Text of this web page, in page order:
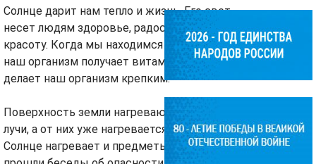
Солнце дарит нам тепло и жизнь. Его свет
несет людям здоровье, радость и
красоту. Когда мы находимся на солнце,
наш организм получает витамины и
делает наш организм крепким.
Поверхность земли нагревают солнечные
лучи, а от них уже нагревается воздух.
Солнце нагревает и предметы. С детьми